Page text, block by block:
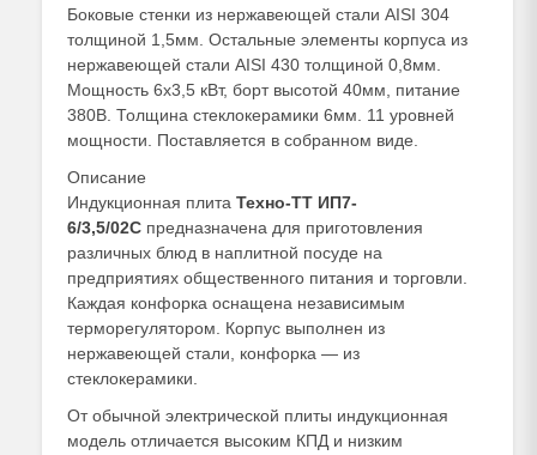
Боковые стенки из нержавеющей стали AISI 304
толщиной 1,5мм. Остальные элементы корпуса из
нержавеющей стали AISI 430 толщиной 0,8мм.
Мощность 6х3,5 кВт, борт высотой 40мм, питание
380В. Толщина стеклокерамики 6мм. 11 уровней
мощности. Поставляется в собранном виде.
Описание
Индукционная плита Техно-ТТ ИП7-
6/3,5/02С предназначена для приготовления
различных блюд в наплитной посуде на
предприятиях общественного питания и торговли.
Каждая конфорка оснащена независимым
терморегулятором. Корпус выполнен из
нержавеющей стали, конфорка — из
стеклокерамики.
От обычной электрической плиты индукционная
модель отличается высоким КПД и низким